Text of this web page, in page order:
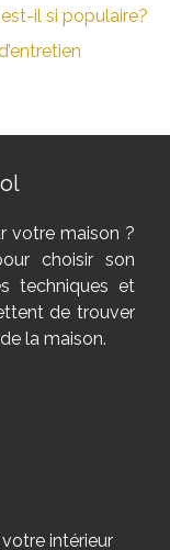
il si populaire?
votre maison ?
choisir son
techniques et
de trouver
la maison.
intérieur